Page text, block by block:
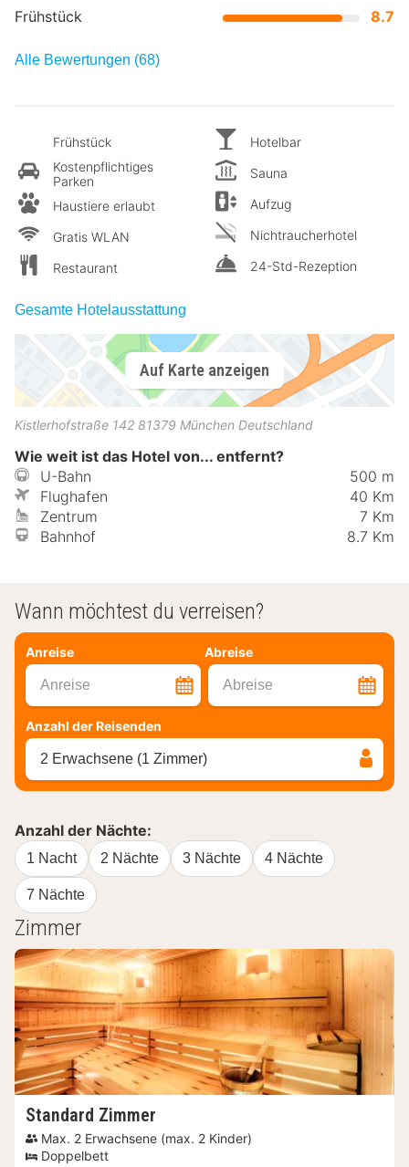
Frühstück
8.7
Alle Bewertungen (68)
Frühstück
Kostenpflichtiges
Parken
Haustiere erlaubt
Gratis WLAN
Restaurant
Hotelbar
Sauna
Aufzug
Nichtraucherhotel
24-Std-Rezeption
Gesamte Hotelausstattung
Auf Karte anzeigen
Kistlerhofstraße 142 81379 München Deutschland
Wie weit ist das Hotel von... entfernt?
U-Bahn
500 m
Flughafen
40 Km
Zentrum
7 Km
Bahnhof
8.7 Km
Wann möchtest du verreisen?
Anreise Abreise
Anreise Abreise
Anzahl der Reisenden
2 Erwachsene (1 Zimmer)
Anzahl der Nächte:
1 Nacht 2 Nächte 3 Nächte 4 Nächte
7 Nächte
Zimmer
Standard Zimmer
Max. 2 Erwachsene (max. 2 Kinder)
Doppelbett